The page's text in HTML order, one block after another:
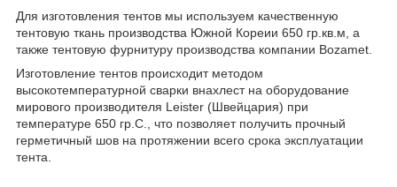
Для изготовления тентов мы используем качественную
тентовую ткань производства Южной Кореии 650 гр.кв.м, а
также тентовую фурнитуру производства компании Bozamet.
Изготовление тентов происходит методом
высокотемпературной сварки внахлест на оборудование
мирового производителя Leister (Швейцария) при
температуре 650 гр.С., что позволяет получить прочный
герметичный шов на протяжении всего срока эксплуатации
тента.